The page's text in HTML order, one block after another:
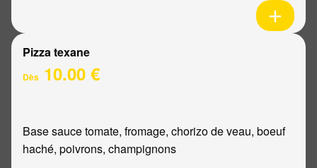
Pizza texane
Dès 10.00 €
Base sauce tomate, fromage, chorizo de veau, boeuf
haché, poivrons, champignons